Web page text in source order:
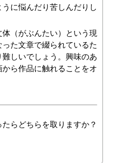
に悩んだり苦しんだりし
（がぶんたい）という現
た文章で綴られているた
しいでしょう。興味のあ
ら作品に触れることをオ
らどちらを取りますか？